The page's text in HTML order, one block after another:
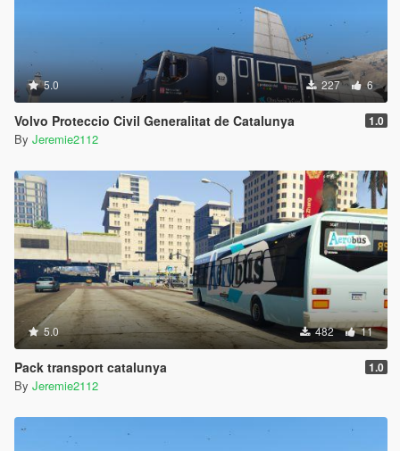
5.0 227 6
Volvo Proteccio Civil Generalitat de Catalunya 1.0
By Jeremie2112
5.0 482 11
Pack transport catalunya 1.0
By Jeremie2112